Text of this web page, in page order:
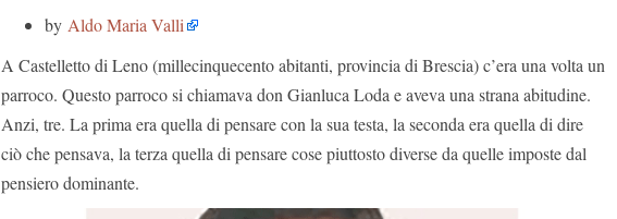
by Aldo Maria Valli
A Castelletto di Leno (millecinquecento abitanti, provincia di Brescia) c’era una volta un
parroco. Questo parroco si chiamava don Gianluca Loda e aveva una strana abitudine.
Anzi, tre. La prima era quella di pensare con la sua testa, la seconda era quella di dire
ciò che pensava, la terza quella di pensare cose piuttosto diverse da quelle imposte dal
pensiero dominante.